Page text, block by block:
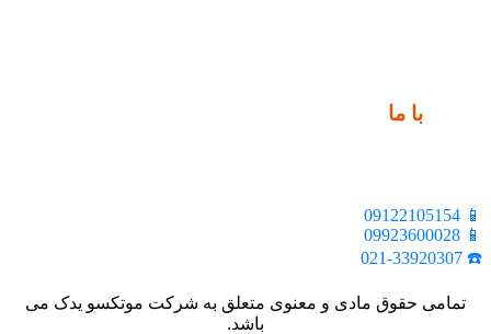
با ما
📱 09122105154
📱 09923600028
☎️ 021-33920307
تمامی حقوق مادی و معنوی متعلق به شرکت موتکسو یدک می
باشد.